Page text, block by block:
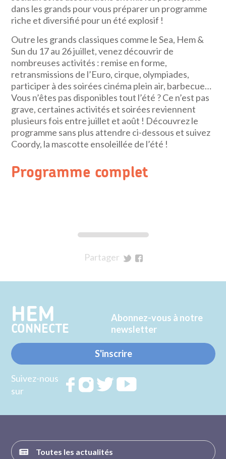
dans les grands pour vous préparer un programme
riche et diversifié pour un été explosif !
Outre les grands classiques comme le Sea, Hem &
Sun du 17 au 26 juillet, venez découvrir de
nombreuses activités : remise en forme,
retransmissions de l’Euro, cirque, olympiades,
participer à des soirées cinéma plein air, barbecue…
Vous n’êtes pas disponibles tout l’été ? Ce n’est pas
grave, certaines activités et soirées reviennent
plusieurs fois entre juillet et août ! Découvrez le
programme sans plus attendre ci-dessous et suivez
Coordy, la mascotte ensoleillée de l’été !
Programme complet
Partager
Twitter
Facebook
HEM
CONNECTE
Abonnez-vous à notre
newsletter
S'inscrire
Suivez-nous
sur
RejoignezRejoignezRejoignez
Toutes les actualités